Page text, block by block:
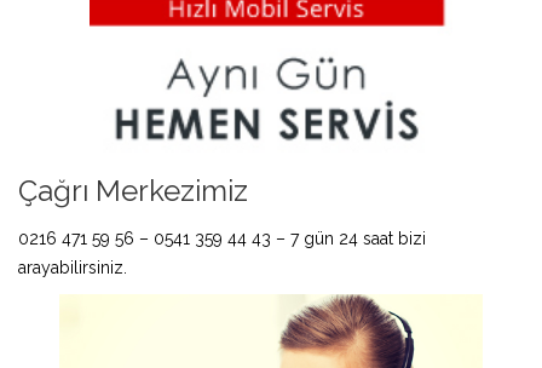
Çağrı Merkezimiz
0216 471 59 56 – 0541 359 44 43 – 7 gün 24 saat bizi
arayabilirsiniz.